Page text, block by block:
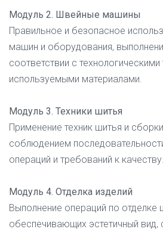
Модуль 2. Швейные машины
Правильное и безопасное
машин и оборудования,
соответствии с
используемыми материалами.
Модуль 3. Техники шитья
Применение техник шитья и
соблюдением
операций и требований к качеству.
Модуль 4. Отделка изделий
Выполнение операций по отделке
обеспечивающих эстетичный вид,